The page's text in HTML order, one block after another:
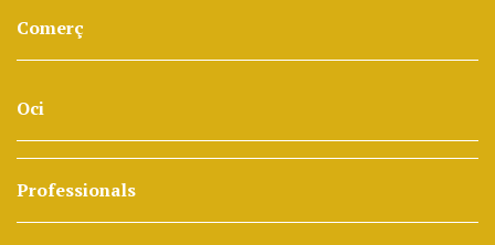
Comerç
Oci
Professionals